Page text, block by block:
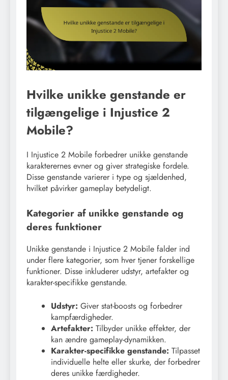
Hvilke unikke genstande er
tilgængelige i Injustice 2
Mobile?
I Injustice 2 Mobile forbedrer unikke genstande
karakterernes evner og giver strategiske fordele.
Disse genstande varierer i type og sjældenhed,
hvilket påvirker gameplay betydeligt.
Kategorier af unikke genstande og
deres funktioner
Unikke genstande i Injustice 2 Mobile falder ind
under flere kategorier, som hver tjener forskellige
funktioner. Disse inkluderer udstyr, artefakter og
karakter-specifikke genstande.
Udstyr: Giver stat-boosts og forbedrer
kampfærdigheder.
Artefakter: Tilbyder unikke effekter, der
kan ændre gameplay-dynamikken.
Karakter-specifikke genstande: Tilpasset
individuelle helte eller skurke, der forbedrer
deres unikke færdigheder.